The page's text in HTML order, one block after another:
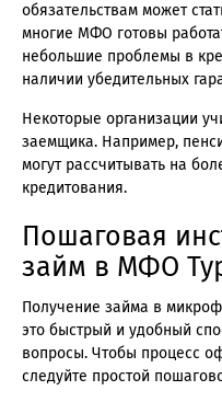
обязательствам может
многие МФО готовы
небольшие проблемы в
наличии убедительных
Некоторые организации
заемщика. Например,
могут рассчитывать на
кредитования.
Пошаговая
займ в МФО
Получение займа в
это быстрый и удобный
вопросы. Чтобы процесс
следуйте простой